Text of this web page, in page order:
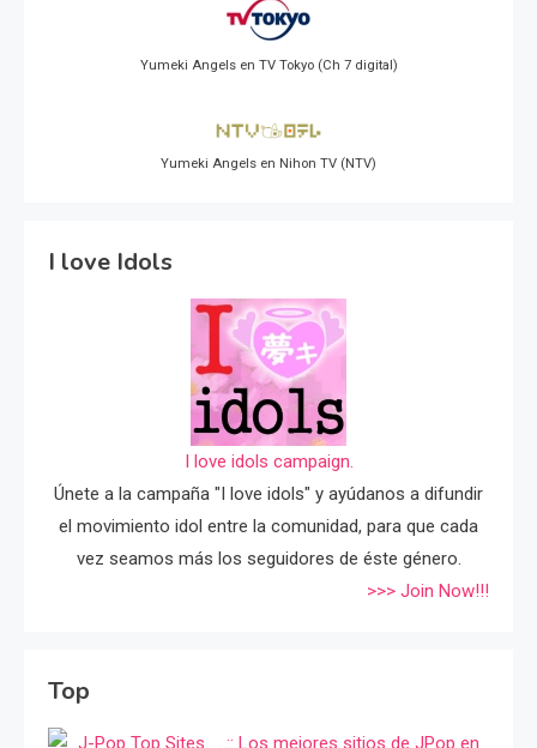
Yumeki Angels en TV Tokyo (Ch 7 digital)
Yumeki Angels en Nihon TV (NTV)
I love Idols
I love idols campaign.
Únete a la campaña "I love idols" y ayúdanos a difundir
el movimiento idol entre la comunidad, para que cada
vez seamos más los seguidores de éste género.
>>> Join Now!!!
Top